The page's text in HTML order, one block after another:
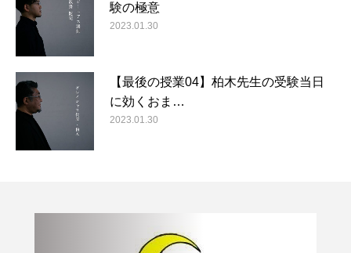
験の極意
2023.01.30
【最後の授業04】柏木先生の受験当日
に効くおま…
2023.01.30